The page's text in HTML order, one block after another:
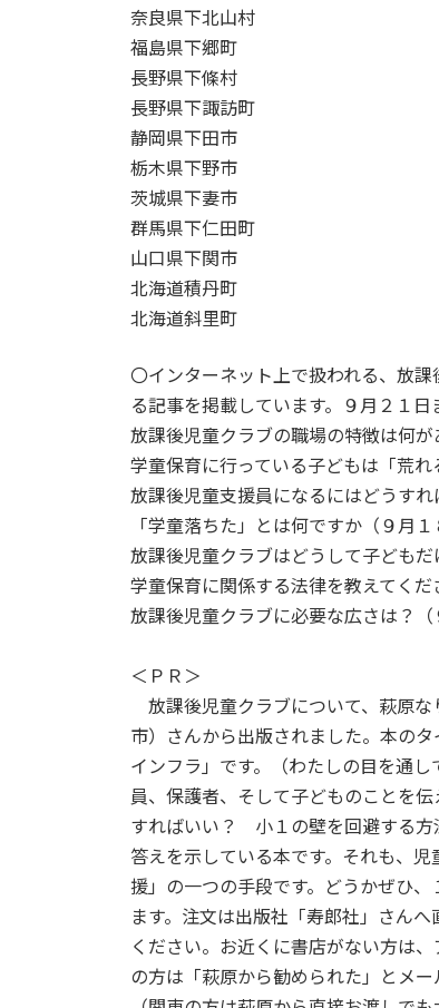
奈良県下北山村
福島県下郷町
長野県下條村
長野県下諏訪町
静岡県下田市
栃木県下野市
茨城県下妻市
群馬県下仁田町
山口県下関市
北海道積丹町
北海道斜里町
〇インターネット上で扱われる、放
る記事を掲載しています。９月２１日
放課後児童クラブの職場の特徴は何が
学童保育に行っている子どもは「荒れ
放課後児童支援員になるにはどうすれ
「学童落ちた」とは何ですか（９月１
放課後児童クラブはどうして子ども
学童保育に関係する法律を教えてくだ
放課後児童クラブに必要な広さは？（
＜ＰＲ＞
放課後児童クラブについて、萩原な
市）さんから出版されました。本の
インフラ」です。（わたしの目を通
員、保護者、そして子どものことを
すればいい？ 小１の壁を回避する方
答えを示している本です。それも、
援」の一つの手段です。どうかぜひ
ます。注文は出版社「寿郎社」さん
ください。お近くに書店がない方は
の方は「萩原から勧められた」とメー